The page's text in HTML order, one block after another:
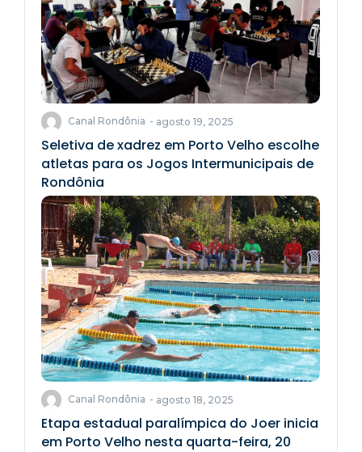
Canal Rondônia - agosto 19, 2025
Seletiva de xadrez em Porto Velho escolhe
atletas para os Jogos Intermunicipais de
Rondônia
Canal Rondônia - agosto 18, 2025
Etapa estadual paralímpica do Joer inicia
em Porto Velho nesta quarta-feira, 20